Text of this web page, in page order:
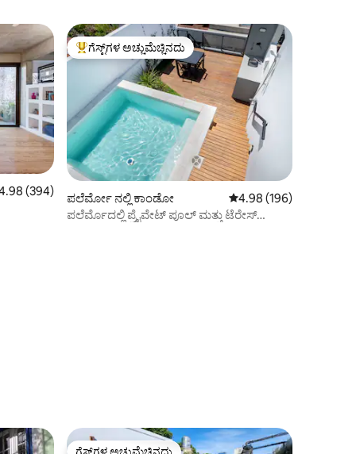
4.98 ಸರಾಸರಿ ರೇಟಿಂಗ್, 394 ವಿಮರ್ಶೆಗಳು
(394)
ಗೆಸ್ಟ್‌ಗಳಿಗೆ ಅತಿ ಹೆಚ್ಚು ಅಚ್ಚುಮೆಚ್ಚಿನದು
ಗೆಸ್ಟ್‌ಗಳ ಅಚ್ಚುಮೆಚ್ಚಿನದು
ಪಲೆರ್ಮೋ ನಲ್ಲಿ ಕಾಂಡೋ 5 ರಲ್ಲಿ 4.98 ಸರಾಸರಿ
4.98 (196)
ಪಲೆರ್ಮೊದಲ್ಲಿ ಪ್ರೈವೇಟ್ ಪೂಲ್ ಮತ್ತು ಟೆರೇಸ್